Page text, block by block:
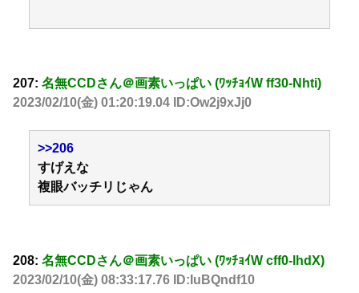
207: 名無CCDさん＠画素いっぱい (ﾜｯﾁｮｲW ff30-Nhti)
2023/02/10(金) 01:20:19.04 ID:Ow2j9xJj0
>>206
すげえな
複眼バッチリじゃん
208: 名無CCDさん＠画素いっぱい (ﾜｯﾁｮｲW cff0-lhdX)
2023/02/10(金) 08:33:17.76 ID:IuBQndf10